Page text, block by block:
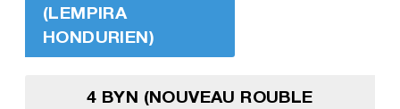
(LEMPIRA
HONDURIEN)
4 BYN (NOUVEAU ROUBLE